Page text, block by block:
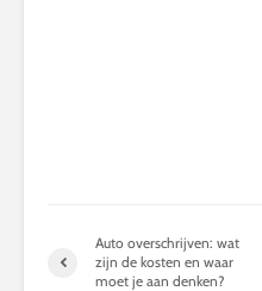
Auto overschrijven: wat
zijn de kosten en waar
moet je aan denken?